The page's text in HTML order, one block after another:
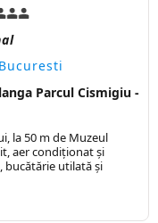
Parcul Cismigiu -
la 50 m de Muzeul
aer condiționat și
bucătărie utilată și